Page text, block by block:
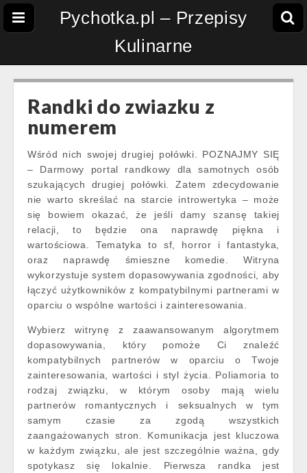
Pychotka.pl – Przepisy
Kulinarne
Randki do zwiazku z
numerem
Wśród nich swojej drugiej połówki. POZNAJMY SIĘ
– Darmowy portal randkowy dla samotnych osób
szukających drugiej połówki. Zatem zdecydowanie
nie warto skreślać na starcie introwertyka – może
się bowiem okazać, że jeśli damy szansę takiej
relacji, to będzie ona naprawdę piękna i
wartościowa. Tematyka to sf, horror i fantastyka,
oraz naprawdę śmieszne komedie. Witryna
wykorzystuje system dopasowywania zgodności, aby
łączyć użytkowników z kompatybilnymi partnerami w
oparciu o wspólne wartości i zainteresowania.
Wybierz witrynę z zaawansowanym algorytmem
dopasowywania, który pomoże Ci znaleźć
kompatybilnych partnerów w oparciu o Twoje
zainteresowania, wartości i styl życia. Poliamoria to
rodzaj związku, w którym osoby mają wielu
partnerów romantycznych i seksualnych w tym
samym czasie za zgodą wszystkich
zaangażowanych stron. Komunikacja jest kluczowa
w każdym związku, ale jest szczególnie ważna, gdy
spotykasz się lokalnie. Pierwsza randka jest